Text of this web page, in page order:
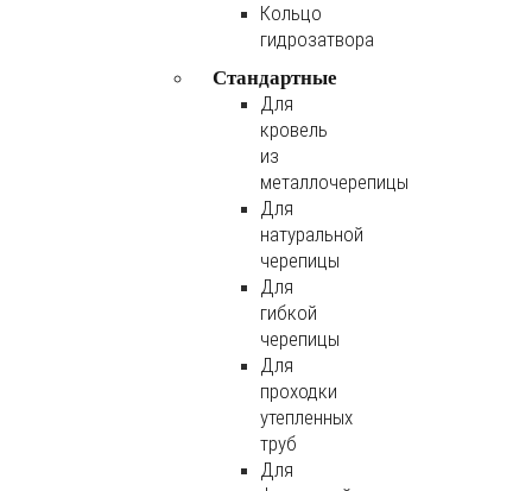
Кольцо
гидрозатвора
Стандартные
Для
кровель
из
металлочерепицы
Для
натуральной
черепицы
Для
гибкой
черепицы
Для
проходки
утепленных
труб
Для